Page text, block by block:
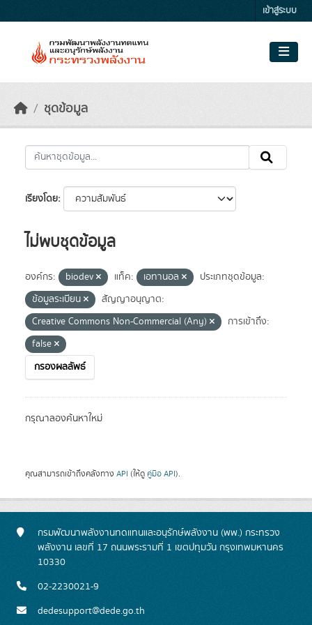
เข้าสู่ระบบ
ชุดข้อมูล
เรียงโดย
ไม่พบชุดข้อมูล
องค์กร: biodev แท็ค: เอทานอล
ประเภทชุดข้อมูล:
ข้อมูลระเบียน
สัญญาอนุญาต:
Creative Commons Non-Commercial (Any)
การเข้าถึง:
false
กรองผลลัพธ์
กรุณาลองค้นหาใหม่
คุณสามารถเข้าถึงคลังทาง API (ให้ดู คู่มือ API).
กรมพัฒนาพลังงานทดแทนและอนุรักษ์พลังงาน (พพ.) กระทรวง
พลังงาน เลขที่ 17 ถนนพระรามที่ 1 เขตปทุมวัน กรุงเทพมหานคร
10330
02-2230021-9
dedesupport@dede.go.th